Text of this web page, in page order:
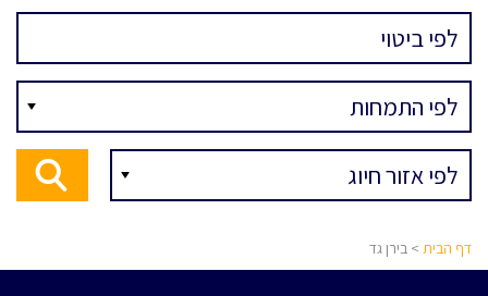
דף הבית > בירן גד